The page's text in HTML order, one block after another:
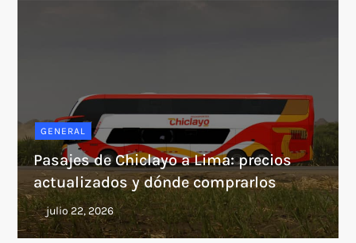
GENERAL
Pasajes de Chiclayo a Lima: precios
actualizados y dónde comprarlos